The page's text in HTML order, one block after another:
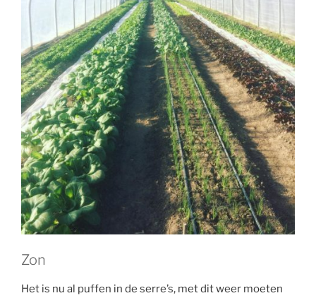
Zon
Het is nu al puffen in de serre’s, met dit weer moeten